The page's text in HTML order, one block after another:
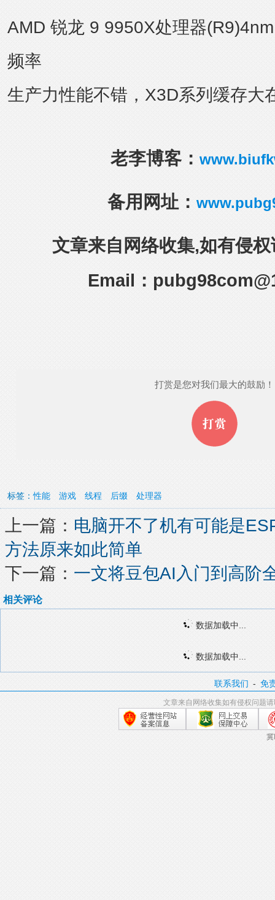
AMD 锐龙 9 9950X处理器
频率
生产力性能不错，X3D系列缓存大
老李博客：
备用网址：
文章来自网络收集,如有侵
Email：
打赏是您对我们最大的鼓励！
标签：性能 游戏 线程 后缀 处理器
上一篇： 电脑开不了机有可能是
方法原来如此简单
下一篇： 一文将豆包AI入门到高阶
相关评论
数据加载中...
数据加载中...
联系我们 -免
文章来自网络收集如有侵权问题